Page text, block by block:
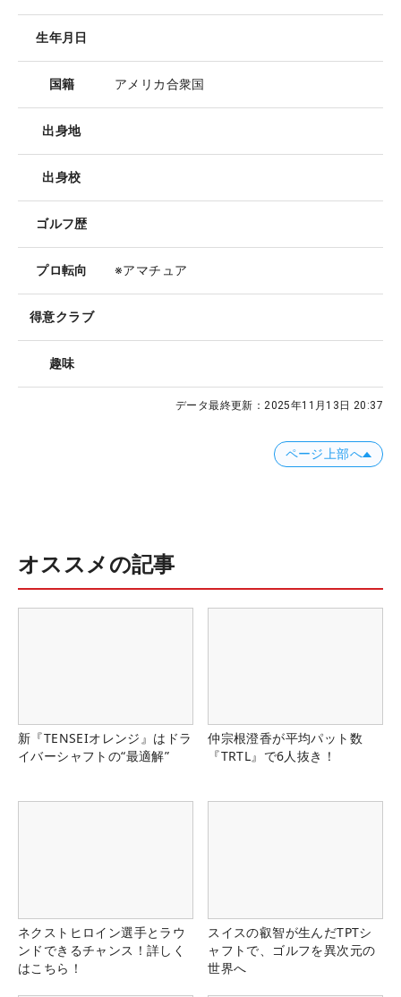
生年月日
国籍 アメリカ合衆国
出身地
出身校
ゴルフ歴
プロ転向 ※アマチュア
得意クラブ
趣味
データ最終更新：2025年11月13日 20:37
ページ上部へ
オススメの記事
新『TENSEIオレンジ』はドラ
イバーシャフトの“最適解”
仲宗根澄香が平均パット数
『TRTL』で6人抜き！
ネクストヒロイン選手とラウ
ンドできるチャンス！詳しく
はこちら！
スイスの叡智が生んだTPTシ
ャフトで、ゴルフを異次元の
世界へ